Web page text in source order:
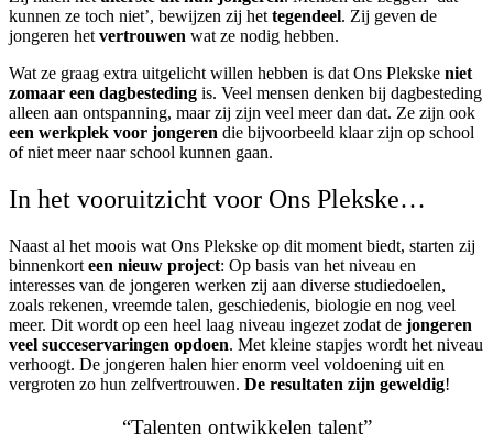
kunnen ze toch niet’, bewijzen zij het tegendeel. Zij geven de
jongeren het vertrouwen wat ze nodig hebben.
Wat ze graag extra uitgelicht willen hebben is dat Ons Plekske niet
zomaar een dagbesteding is. Veel mensen denken bij dagbesteding
alleen aan ontspanning, maar zij zijn veel meer dan dat. Ze zijn ook
een werkplek voor jongeren die bijvoorbeeld klaar zijn op school
of niet meer naar school kunnen gaan.
In het vooruitzicht voor Ons Plekske…
Naast al het moois wat Ons Plekske op dit moment biedt, starten zij
binnenkort een nieuw project: Op basis van het niveau en
interesses van de jongeren werken zij aan diverse studiedoelen,
zoals rekenen, vreemde talen, geschiedenis, biologie en nog veel
meer. Dit wordt op een heel laag niveau ingezet zodat de jongeren
veel succeservaringen opdoen. Met kleine stapjes wordt het niveau
verhoogt. De jongeren halen hier enorm veel voldoening uit en
vergroten zo hun zelfvertrouwen. De resultaten zijn geweldig!
“Talenten ontwikkelen talent”